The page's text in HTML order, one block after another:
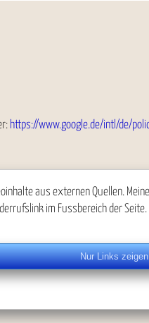
https://www.google.de/intl/de/
aus externen Quellen.
im Fussbereich der Seite.